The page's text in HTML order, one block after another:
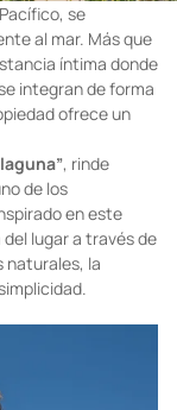
se
al mar. Más que
íntima donde
integran de forma
ofrece un
, rinde
de los
en este
lugar a través de
naturales, la